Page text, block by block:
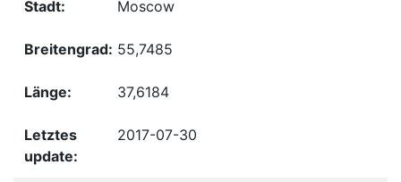
Moscow
55,7485
37,6184
2017-07-30